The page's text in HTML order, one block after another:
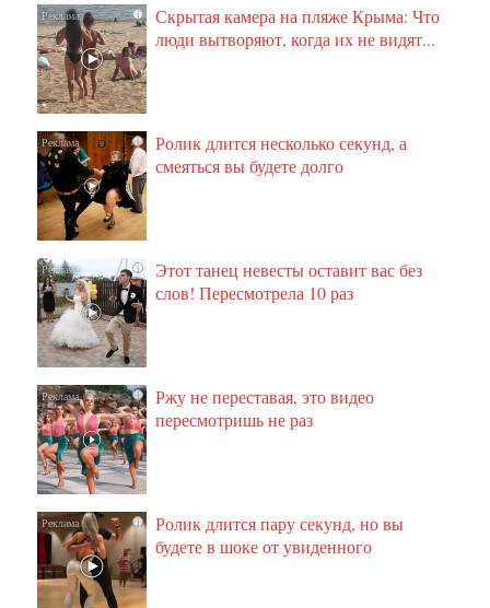
i
Скрытая камера на пляже Крыма: Что
люди вытворяют, когда их не видят...
i
Ролик длится несколько секунд, а
смеяться вы будете долго
i
Этот танец невесты оставит вас без
слов! Пересмотрела 10 раз
i
Ржу не переставая, это видео
пересмотришь не раз
i
Ролик длится пару секунд, но вы
будете в шоке от увиденного